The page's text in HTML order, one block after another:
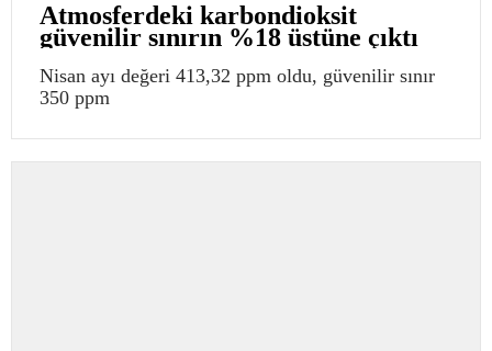
Atmosferdeki karbondioksit
güvenilir sınırın %18 üstüne çıktı
Nisan ayı değeri 413,32 ppm oldu, güvenilir sınır
350 ppm